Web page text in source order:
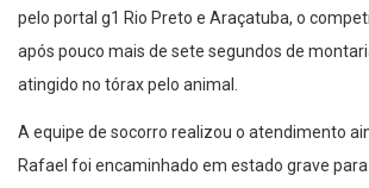
pelo portal g1 Rio Preto e Araçatuba, o
após pouco mais de sete segundos de
atingido no tórax pelo animal.
A equipe de socorro realizou o atendimento
Rafael foi encaminhado em estado grave